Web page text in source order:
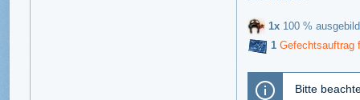
1x 100 %
1 Gefechtsauftrag
Bitte